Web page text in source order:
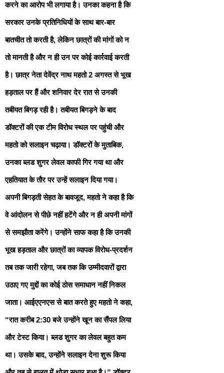
करने का आरोप भी लगाया है। उनका कहना है कि
सरकार उनके प्रतिनिधियों के साथ बार-बार
बातचीत तो करती है, लेकिन छात्रों की मांगों को न
तो मानती है और न ही उन पर कोई कार्रवाई करती
है। छात्र नेता देवेंद्र नाथ महतो 2 अगस्त से भूख
हड़ताल पर हैं और शनिवार देर रात से उनकी
तबीयत बिगड़ रही है। तबीयत बिगड़ने के बाद
डॉक्टरों की एक टीम विरोध स्थल पर पहुंची और
महतो को सलाइन चढ़ाया। डॉक्टरों के मुताबिक,
उनका ब्लड शुगर लेवल काफी गिर गया था और
एहतियात के तौर पर उन्हें सलाइन दिया गया।
अपनी बिगड़ती सेहत के बावजूद, महतो ने कहा है कि
वे आंदोलन से पीछे नहीं हटेंगे और न ही अपनी मांगों
से समझौता करेंगे। उन्होंने साफ कहा है कि उनकी
भूख हड़ताल और छात्रों का व्यापक विरोध-प्रदर्शन
तब तक जारी रहेगा, जब तक कि उम्मीदवारों द्वारा
उठाए गए मुद्दों का कोई ठोस समाधान नहीं निकल
जाता। आईएएनएस से बात करते हुए महतो ने कहा,
“रात करीब 2:30 बजे उन्होंने खून का सैंपल लिया
और टेस्ट किया। ब्लड शुगर का लेवल बहुत कम
था। उसके बाद, उन्होंने सलाइन देना शुरू किया